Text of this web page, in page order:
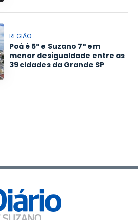
REGIÃO
Poá é 5ª e Suzano 7ª em
menor desigualdade entre as
39 cidades da Grande SP